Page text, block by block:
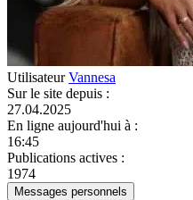
UtilisateurVannesa
Sur le site depuis :
27.04.2025
En ligne aujourd'hui à :
16:45
Publications actives :
1974
Messages personnels